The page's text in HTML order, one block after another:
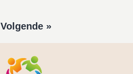
Volgende »